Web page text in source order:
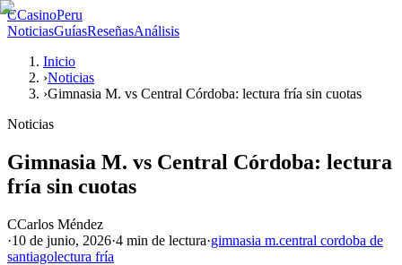
CCasinoPeru
NoticiasGuíasReseñasAnálisis
Inicio
›Noticias
›Gimnasia M. vs Central Córdoba: lectura fría sin cuotas
Noticias
Gimnasia M. vs Central Córdoba: lectura
fría sin cuotas
CCarlos Méndez
·10 de junio, 2026·4 min de lectura·gimnasia m.central cordoba de
santiagolectura fría